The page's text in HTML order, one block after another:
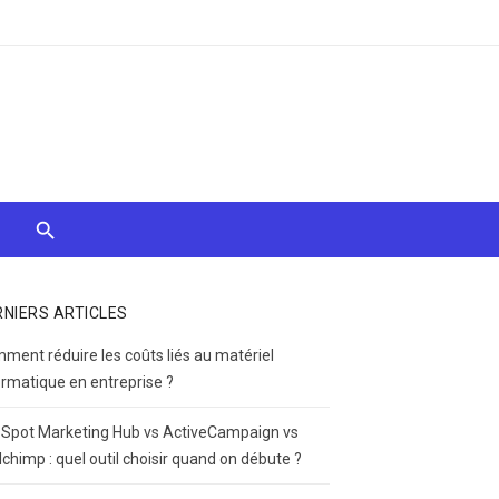
ARTICLES
réduire les coûts liés au matériel
en entreprise ?
Marketing Hub vs ActiveCampaign vs
: quel outil choisir quand on débute ?